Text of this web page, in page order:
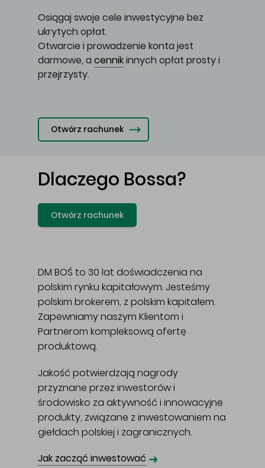
Osiągaj swoje cele inwestycyjne bez
ukrytych opłat.
Otwarcie i prowadzenie konta jest
darmowe, a cennikinnych opłat prosty i
przejrzysty.
Otwórz rachunek
Dlaczego Bossa?
Otwórz rachunek
DM BOŚ to 30 lat doświadczenia na
polskim rynku kapitałowym. Jesteśmy
polskim brokerem, z polskim kapitałem.
Zapewniamy naszym Klientom i
Partnerom kompleksową ofertę
produktową.
Jakość potwierdzają nagrody
przyznane przez inwestorów i
środowisko za aktywność i innowacyjne
produkty, związane z inwestowaniem na
giełdach polskiej i zagranicznych.
Jak zacząć inwestować ➜